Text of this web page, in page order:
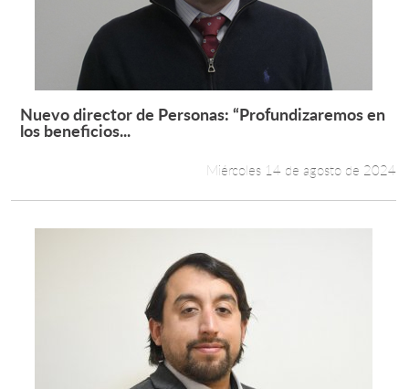
Leer más +
Nuevo director de Personas: “Profundizaremos en
los beneficios...
Miércoles 14 de agosto de 2024